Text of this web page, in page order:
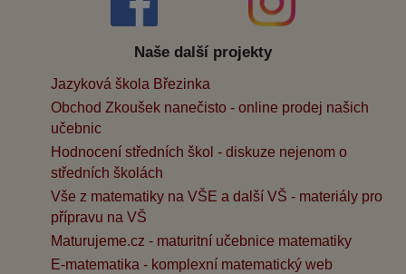
Naše další projekty
Jazyková škola Březinka
Obchod Zkoušek nanečisto - online prodej našich
učebnic
Hodnocení středních škol - diskuze nejenom o
středních školách
Vše z matematiky na VŠE a další VŠ - materiály pro
přípravu na VŠ
Maturujeme.cz - maturitní učebnice matematiky
E-matematika - komplexní matematický web